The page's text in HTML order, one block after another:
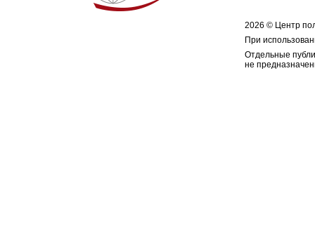
2026 © Центр
При
Отдельные
не